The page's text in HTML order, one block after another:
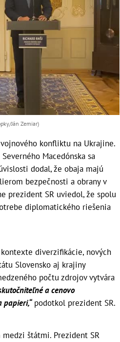
Ján Zemiar)
konfliktu na Ukrajine.
Macedónska sa
dodal, že obaja majú
bezpečnosti a obrany v
prezident SR uviedol, že spolu
diplomatického riešenia
diverzifikácie, nových
Slovensko aj krajiny
počtu zdrojov vytvára
a cenovo
papieri,“podotkol prezident SR.
štátmi. Prezident SR